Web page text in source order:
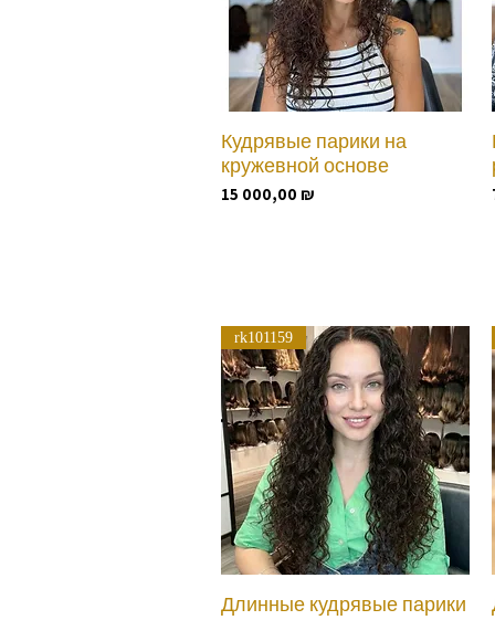
Быстрый просмотр
Кудрявые парики на
кружевной основе
Цена
15 000,00 ₪
Быстрый просмотр
rk101159
Длинные кудрявые парики